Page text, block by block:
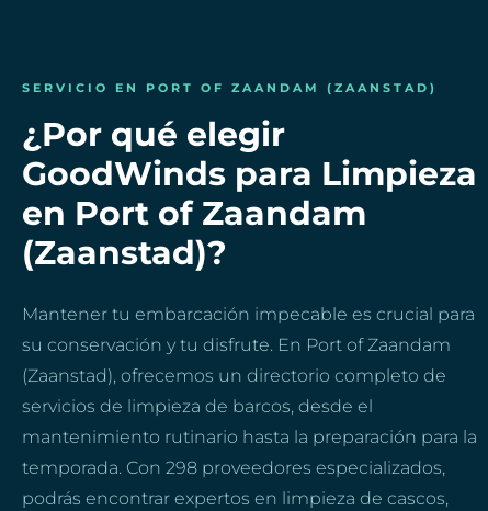
SERVICIO EN PORT OF ZAANDAM (ZAANSTAD)
¿Por qué elegir
GoodWinds para Limpieza
en Port of Zaandam
(Zaanstad)?
Mantener tu embarcación impecable es crucial para
su conservación y tu disfrute. En Port of Zaandam
(Zaanstad), ofrecemos un directorio completo de
servicios de limpieza de barcos, desde el
mantenimiento rutinario hasta la preparación para la
temporada. Con 298 proveedores especializados,
podrás encontrar expertos en limpieza de cascos,